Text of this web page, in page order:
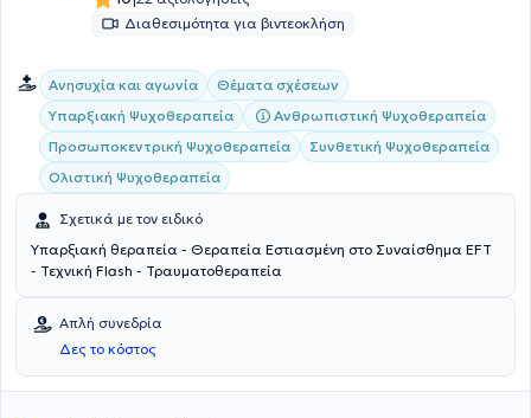
Διαθεσιμότητα για βιντεοκλήση
Ανησυχία και αγωνία
Θέματα σχέσεων
Υπαρξιακή Ψυχοθεραπεία
Ανθρωπιστική Ψυχοθεραπεία
Προσωποκεντρική Ψυχοθεραπεία
Συνθετική Ψυχοθεραπεία
Ολιστική Ψυχοθεραπεία
Σχετικά με τον ειδικό
Υπαρξιακή θεραπεία - Θεραπεία Εστιασμένη στο Συναίσθημα EFT
- Τεχνική Flash - Τραυματοθεραπεία
Απλή συνεδρία
Δες το κόστος